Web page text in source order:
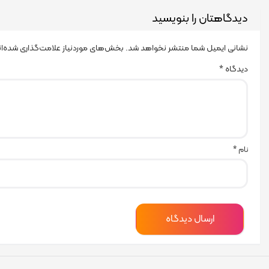
دیدگاهتان را بنویسید
نشانی ایمیل شما منتشر نخواهد شد. بخش‌های موردنیاز علامت‌گذاری
دیدگاه*
نام *